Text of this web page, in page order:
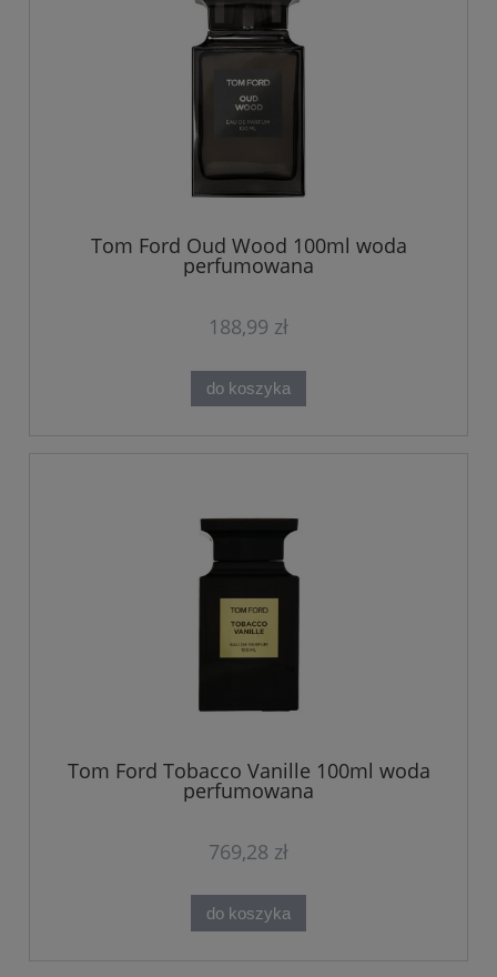
Tom Ford Oud Wood 100ml woda
perfumowana
188,99 zł
do koszyka
Tom Ford Tobacco Vanille 100ml woda
perfumowana
769,28 zł
do koszyka